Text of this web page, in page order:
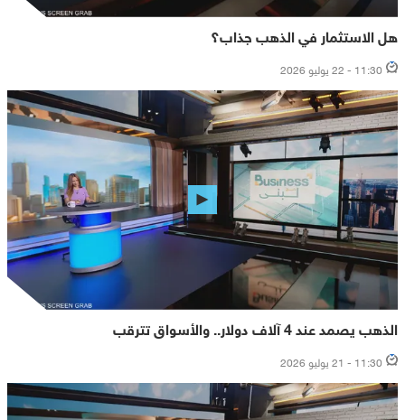
هل الاستثمار في الذهب جذاب؟
11:30 - 22 يوليو 2026
الذهب يصمد عند 4 آلاف دولار.. والأسواق تترقب
11:30 - 21 يوليو 2026